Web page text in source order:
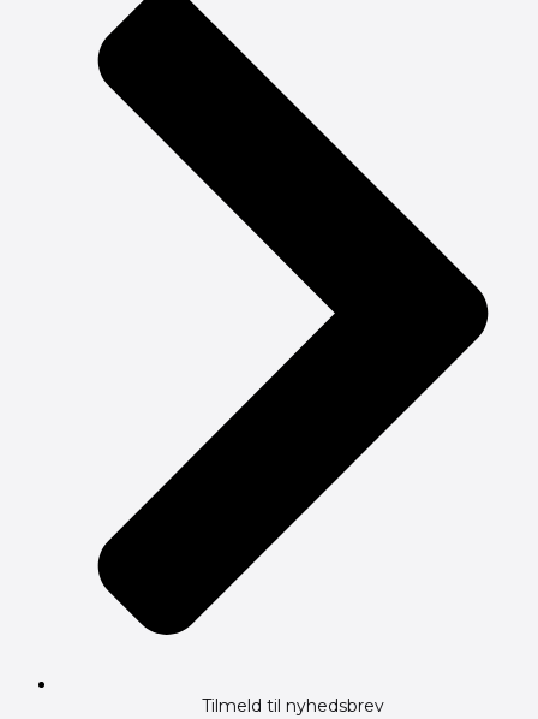
Tilmeld til nyhedsbrev